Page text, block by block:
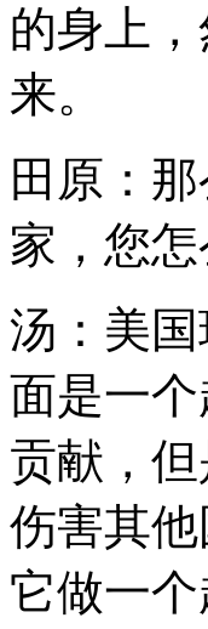
的身上
来。
田原：
家，您
汤：美
面是一
贡献，
伤害其
它做一